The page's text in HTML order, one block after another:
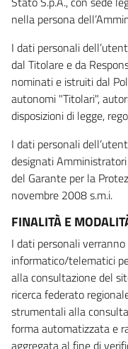
nella persona
I dati personali
dal Titolare e da
nominati e istruiti dal
autonomi "Titolari",
disposizioni di legge,
I dati personali
designati
del Garante per la
novembre 2008 s.m.i.
FINALITÀ E
I dati personali
informatico/telematici
alla consultazione del
ricerca federato
strumentali alla
forma automatizzata e
aggregata al fine di